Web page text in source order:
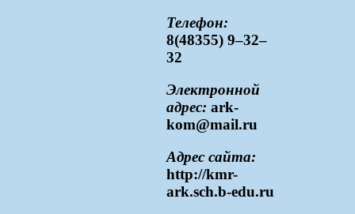
Телефон:
8(48355) 9–32–
32
Электронной
адрес: аrk-
kom@mail.ru
Адрес сайта:
http://kmr-
ark.sch.b-edu.ru